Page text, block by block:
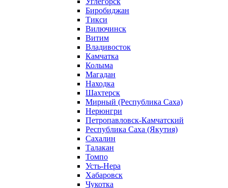
Биробиджан
Тикси
Вилючинск
Витим
Владивосток
Камчатка
Колыма
Магадан
Находка
Шахтерск
Мирный (Республика Саха)
Нерюнгри
Петропавловск-Камчатский
Республика Саха (Якутия)
Сахалин
Талакан
Томпо
Усть-Нера
Хабаровск
Чукотка